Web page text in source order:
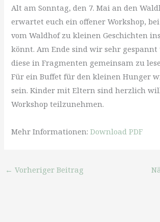
Alt am Sonntag, den 7. Mai an den
erwartet euch ein offener Workshop,
vom Waldhof zu kleinen Geschichten
könnt. Am Ende sind wir sehr
diese in Fragmenten gemeinsam zu
Für ein Buffet für den kleinen Hunger
sein. Kinder mit Eltern sind herzlich
Workshop teilzunehmen.
Mehr Informationen:Download PDF
← Vorheriger Beitrag